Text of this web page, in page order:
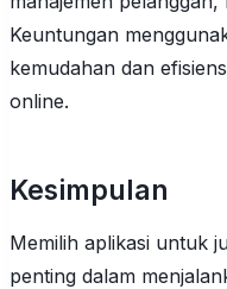
Keuntungan
kemudahan dan
online.
Kesimpulan
Memilih aplikasi untuk
penting dalam